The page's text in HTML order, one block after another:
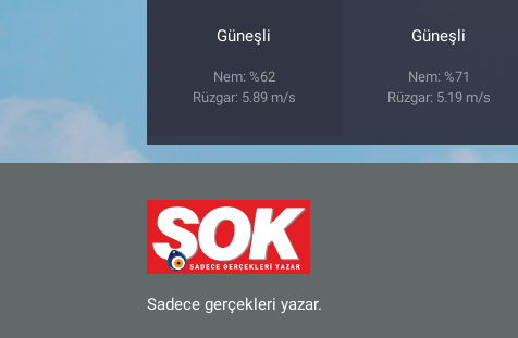
Güneşli
Nem: %62
Rüzgar: 5.89 m/s
Güneşli
Nem: %71
Rüzgar: 5.19 m/s
Sadece gerçekleri yazar.
Gözden Kaçmasın
İletişim (Künye)